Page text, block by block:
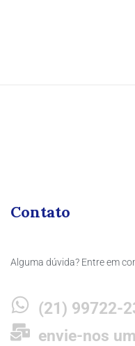
Contato
Alguma dúvida? Entre em
(21) 99722-
envie-nos